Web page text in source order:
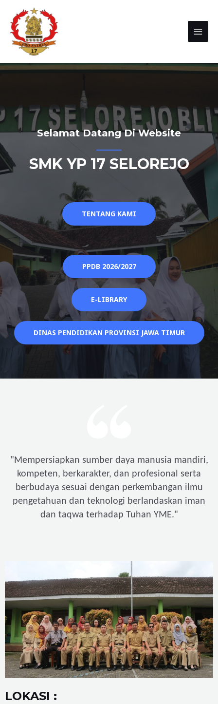
Selamat Datang Di Website
SMK YP 17 SELOREJO
TENTANG KAMI
PPDB 2026/2027
E-LIBRARY
DINAS PENDIDIKAN PROVINSI JAWA TIMUR
"Mempersiapkan sumber daya manusia mandiri,
kompeten, berkarakter, dan profesional serta
berbudaya sesuai dengan perkembangan ilmu
pengetahuan dan teknologi berlandaskan iman
dan taqwa terhadap Tuhan YME."
LOKASI :